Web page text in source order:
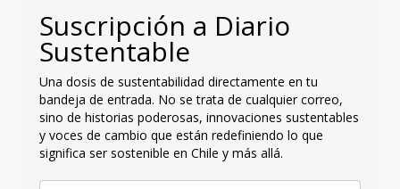
Suscripción a Diario
Sustentable
Una dosis de sustentabilidad directamente en tu
bandeja de entrada. No se trata de cualquier correo,
sino de historias poderosas, innovaciones sustentables
y voces de cambio que están redefiniendo lo que
significa ser sostenible en Chile y más allá.